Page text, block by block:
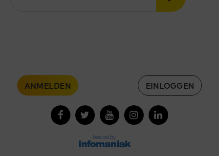
ANMELDEN EINLOGGEN